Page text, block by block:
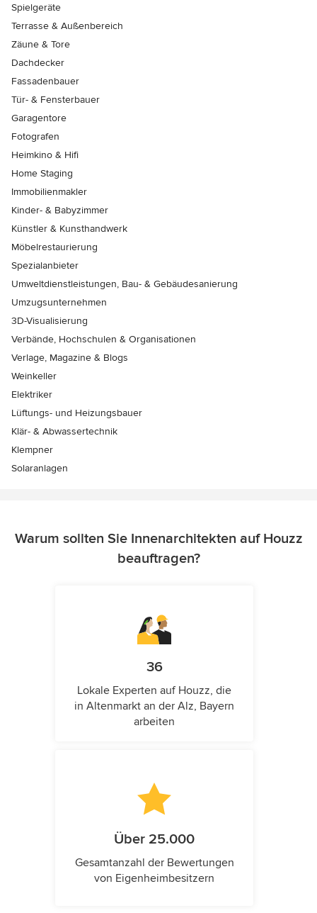
Spielgeräte
Terrasse & Außenbereich
Zäune & Tore
Dachdecker
Fassadenbauer
Tür- & Fensterbauer
Garagentore
Fotografen
Heimkino & Hifi
Home Staging
Immobilienmakler
Kinder- & Babyzimmer
Künstler & Kunsthandwerk
Möbelrestaurierung
Spezialanbieter
Umweltdienstleistungen, Bau- & Gebäudesanierung
Umzugsunternehmen
3D-Visualisierung
Verbände, Hochschulen & Organisationen
Verlage, Magazine & Blogs
Weinkeller
Elektriker
Lüftungs- und Heizungsbauer
Klär- & Abwassertechnik
Klempner
Solaranlagen
Warum sollten Sie Innenarchitekten auf Houzz
beauftragen?
36
Lokale Experten auf Houzz, die
in Altenmarkt an der Alz, Bayern
arbeiten
Über 25.000
Gesamtanzahl der Bewertungen
von Eigenheimbesitzern